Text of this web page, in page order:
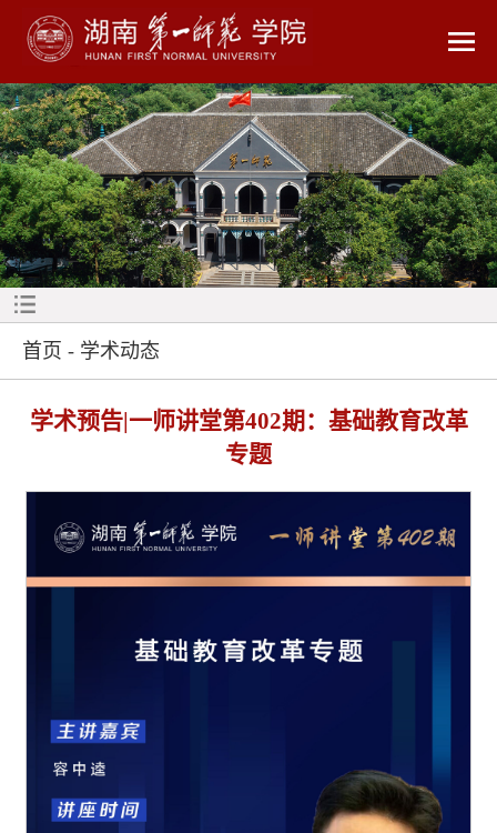
首页 - 学术动态
学术预告|一师讲堂第402期：基础教育改革
专题